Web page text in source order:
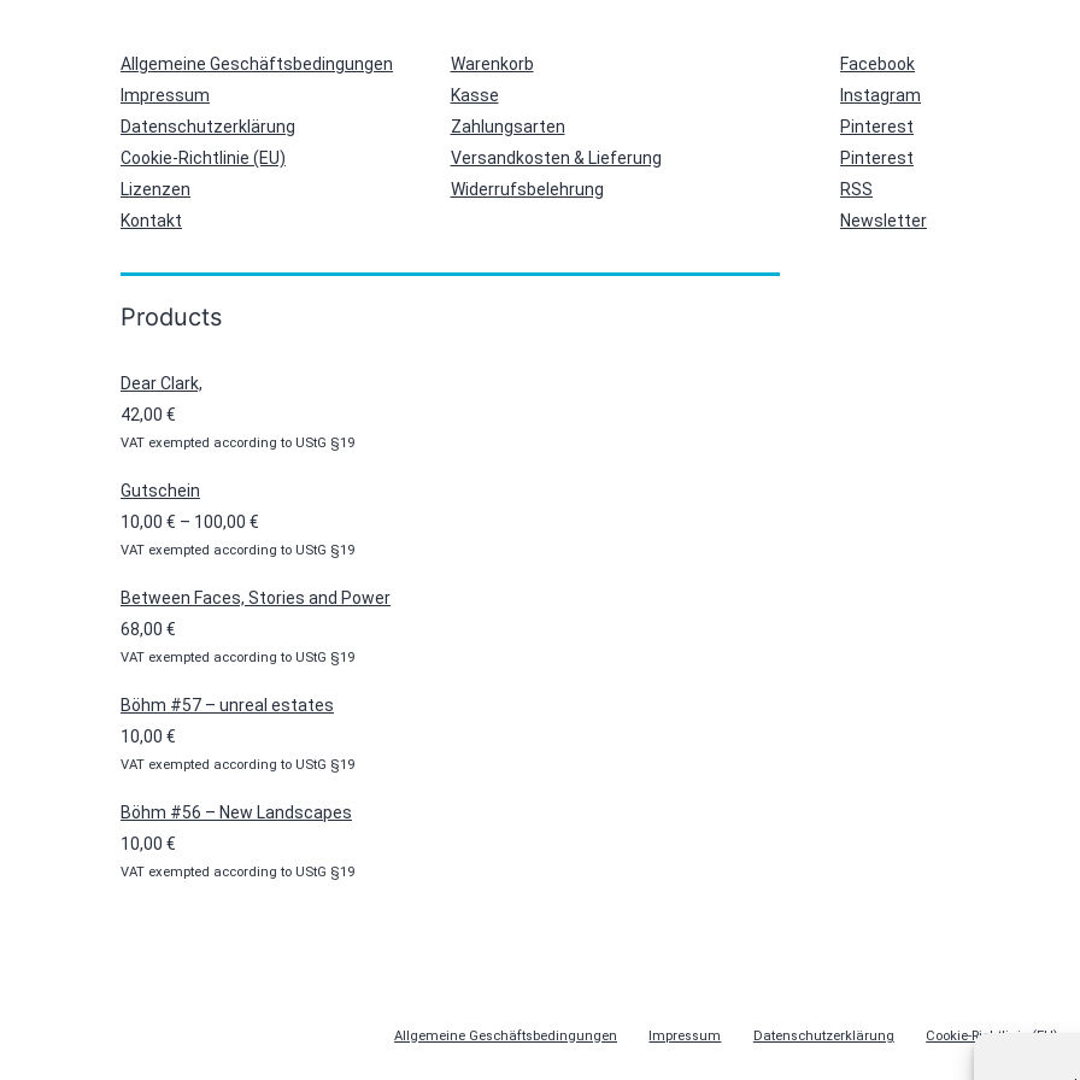
Allgemeine Geschäftsbedingungen
Impressum
Datenschutzerklärung
Cookie-Richtlinie (EU)
Lizenzen
Kontakt
Warenkorb
Kasse
Zahlungsarten
Versandkosten & Lieferung
Widerrufsbelehrung
Facebook
Instagram
Pinterest
Pinterest
RSS
Newsletter
Products
Dear Clark,
42,00 €
VAT exempted according to UStG §19
Gutschein
10,00 € – 100,00 €
10,00 €
VAT exempted according to UStG §19
Between Faces, Stories and Power
68,00 €
VAT exempted according to UStG §19
Böhm #57 – unreal estates
10,00 €
VAT exempted according to UStG §19
Böhm #56 – New Landscapes
10,00 €
VAT exempted according to UStG §19
Allgemeine Geschäftsbedingungen Impressum Datenschutzerklärung Cookie-Richtlinie (EU)